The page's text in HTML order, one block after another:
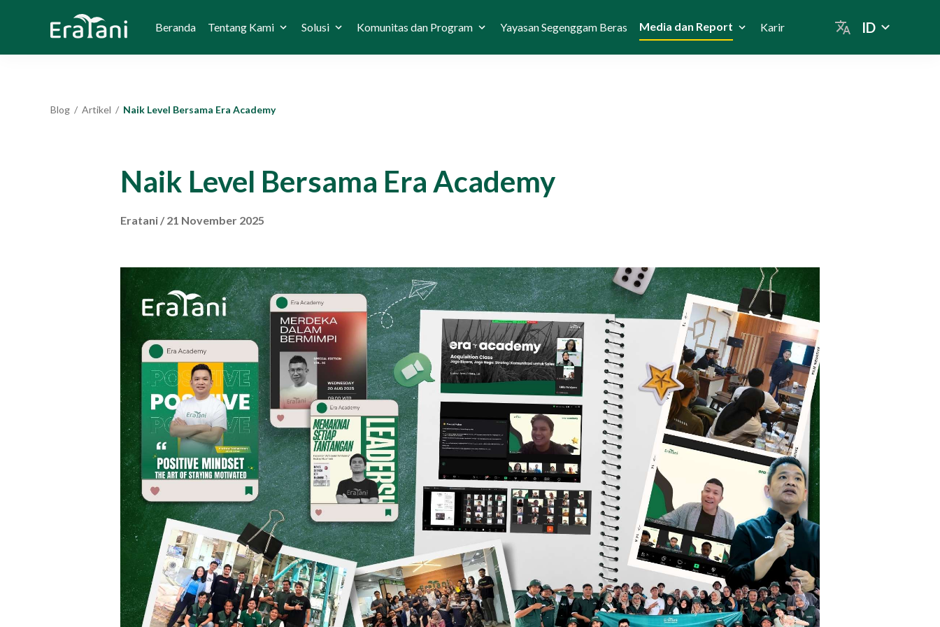
Beranda Tentang Kami Solusi Komunitas dan Program Yayasan Segenggam Beras Media dan Report Karir ID
Blog / Artikel / Naik Level Bersama Era Academy
Naik Level Bersama Era Academy
Eratani /21 November 2025